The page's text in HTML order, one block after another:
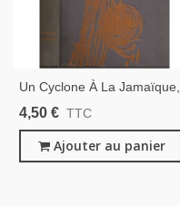
Un Cyclone À La Jamaïque,
Richard Hughes 1953 -
Cinéma, Anthony Quinn,
James Coburn
4,50 € TTC
Ajouter au panier